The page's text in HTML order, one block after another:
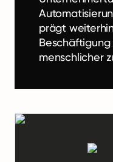
prägt
menschlicher